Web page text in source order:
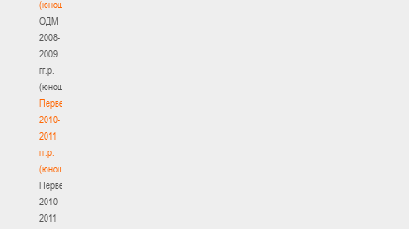
(юноши)
ОДМ
2008-
2009
гг.р.
(юноши)
Первенство
2010-
2011
гг.р.
(юноши)
Первенство
2010-
2011